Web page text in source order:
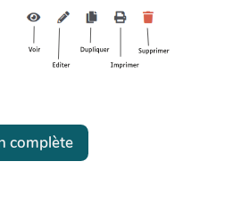
complète